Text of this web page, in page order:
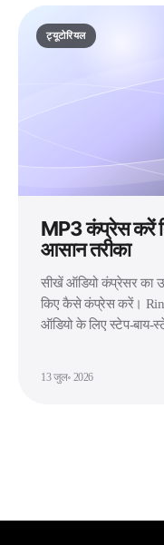
ट्यूटोरियल
MP3 कंप्रेस करें
आसान तरीका
सीखें ऑडियो कंप्रेसर का
किए कैसे कंप्रेस करें।
ऑडियो के लिए स्टेप-बाय-
13 जुल॰ 2026